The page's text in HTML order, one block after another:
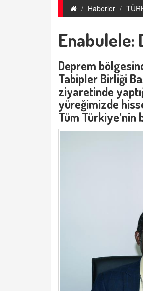
Haberler
Deprem
Tabipler Birliği
ziyaretinde
yüreğimizde
Tüm Türkiye’nin